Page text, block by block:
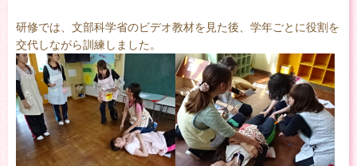
研修では、文部科学省のビデオ教材を見た後、学年ごとに役割を
交代しながら訓練しました。